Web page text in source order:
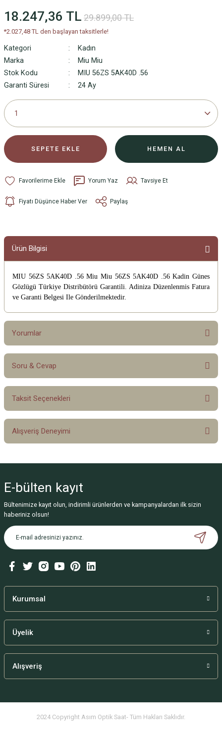
18.247,36 TL 29.899,00 TL
*2.027,48 TL den başlayan taksitlerle!
Kategori
Kadın
Marka
Miu Miu
Stok Kodu
MIU 56ZS 5AK40D .56
Garanti Süresi
24 Ay
SEPETE EKLE HEMEN AL
Yorum Yaz Tavsiye Et
Fiyatı Düşünce Haber Ver Paylaş
Ürün Bilgisi
MIU 56ZS 5AK40D .56 Miu Miu 56ZS 5AK40D .56 Kadin Günes
Gözlügü Türkiye Distribütörü Garantili. Adiniza Düzenlenmis Fatura
ve Garanti Belgesi Ile Gönderilmektedir.
Yorumlar
Bu ürüne ilk yorumu siz yapın!
Soru & Cevap
Ürün hakkında henüz soru sorulmamış.
Taksit Seçenekleri
Alışveriş Deneyimi
Deneyimini Paylaş
E-bülten kayıt
Bültenimize kayıt olun, indirimli ürünlerden ve kampanyalardan ilk sizin
haberiniz olsun!
Kurumsal
Üyelik
Alışveriş
2024 Copyright Asım Optik Saat- Tüm Hakları Saklıdır.